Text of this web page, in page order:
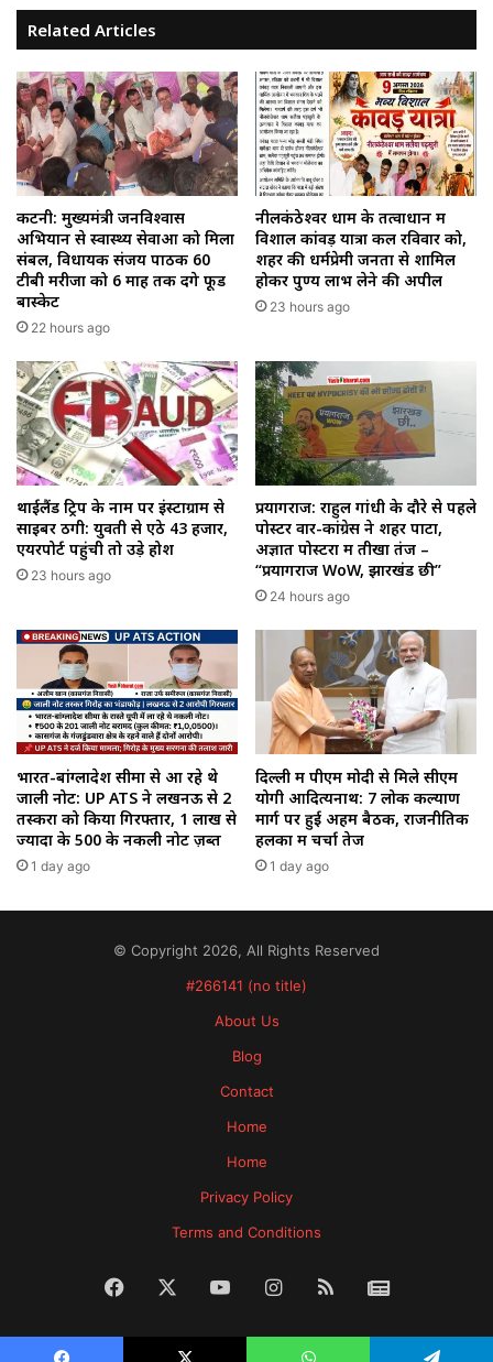
Related Articles
कटनी: मुख्यमंत्री जनविश्वास
अभियान से स्वास्थ्य सेवाओं को मिला
संबल, विधायक संजय पाठक 60
टीबी मरीजों को 6 माह तक देंगे फूड
बास्केट
22 hours ago
नीलकंठेश्वर धाम के तत्वाधान में
विशाल कांवड़ यात्रा कल रविवार को,
शहर की धर्मप्रेमी जनता से शामिल
होकर पुण्य लाभ लेने की अपील
23 hours ago
थाईलैंड ट्रिप के नाम पर इंस्टाग्राम से
साइबर ठगी: युवती से ऐंठे ₹43 हजार,
एयरपोर्ट पहुंची तो उड़े होश
23 hours ago
प्रयागराज: राहुल गांधी के दौरे से पहले
पोस्टर वार-कांग्रेस ने शहर पाटा,
अज्ञात पोस्टरों में तीखा तंज –
“प्रयागराज WoW, झारखंड छी”
24 hours ago
भारत-बांग्लादेश सीमा से आ रहे थे
जाली नोट: UP ATS ने लखनऊ से 2
तस्करों को किया गिरफ्तार, 1 लाख से
ज्यादा के ₹500 के नकली नोट ज़ब्त
1 day ago
दिल्ली में पीएम मोदी से मिले सीएम
योगी आदित्यनाथ: 7 लोक कल्याण
मार्ग पर हुई अहम बैठक, राजनीतिक
हलकों में चर्चा तेज
1 day ago
© Copyright 2026, All Rights Reserved
#266141 (no title)
About Us
Blog
Contact
Home
Home
Privacy Policy
Terms and Conditions
Facebook YouTubeInstagram
RSS News